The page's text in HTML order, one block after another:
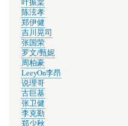
叶振棠
陈泫孝
郑伊健
吉川晃司
张国荣
罗文/甄妮
周柏豪
LeeyOn李昂
说理哥
古巨基
张卫健
李克勤
郑少秋